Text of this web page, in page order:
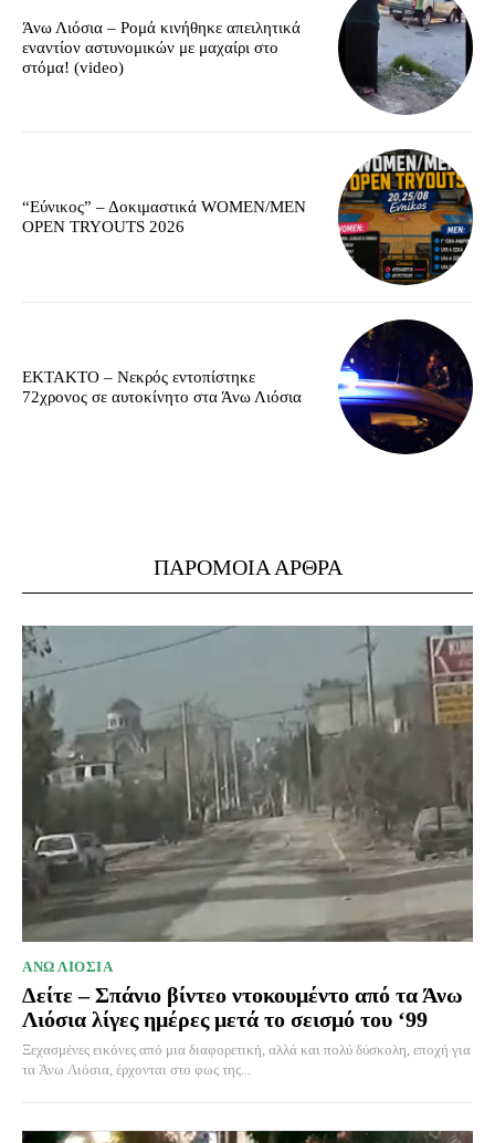
Άνω Λιόσια – Ρομά κινήθηκε απειλητικά
εναντίον αστυνομικών με μαχαίρι στο
στόμα! (video)
“Εύνικος” – Δοκιμαστικά WOMEN/MEN
OPEN TRYOUTS 2026
EKTAKTO – Νεκρός εντοπίστηκε
72χρονος σε αυτοκίνητο στα Άνω Λιόσια
ΠΑΡΟΜΟΙΑ ΑΡΘΡΑ
ΑΝΩ ΛΙΟΣΙΑ
Δείτε – Σπάνιο βίντεο ντοκουμέντο από τα Άνω
Λιόσια λίγες ημέρες μετά το σεισμό του ‘99
Ξεχασμένες εικόνες από μια διαφορετική, αλλά και πολύ δύσκολη, εποχή για
τα Άνω Λιόσια, έρχονται στο φως της...